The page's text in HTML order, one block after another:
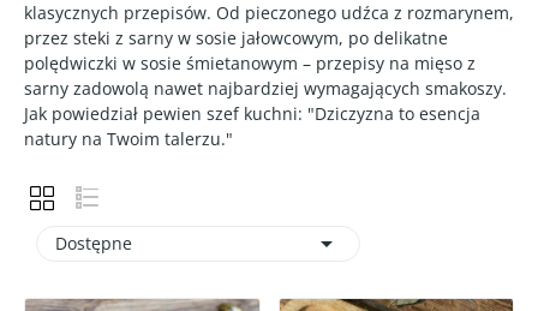
klasycznych przepisów. Od pieczonego udźca z rozmarynem,
przez steki z sarny w sosie jałowcowym, po delikatne
polędwiczki w sosie śmietanowym – przepisy na mięso z
sarny zadowolą nawet najbardziej wymagających smakoszy.
Jak powiedział pewien szef kuchni: "Dziczyzna to esencja
natury na Twoim talerzu."
Dostępne 